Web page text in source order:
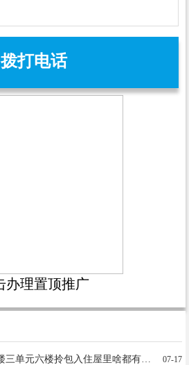
拨打电话
办理置顶推广
出租益民二期三号楼三单元六楼拎包入住屋里啥都有临近一中三中有需要的打电话微信同步15845084711 07-17